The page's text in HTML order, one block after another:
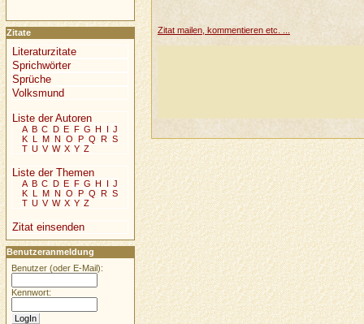
Zitat mailen, kommentieren etc. ...
Zitate
Literaturzitate
Sprichwörter
Sprüche
Volksmund
Liste der Autoren
A B C D E F G H I J
K L M N O P Q R S
T U V W X Y Z
Liste der Themen
A B C D E F G H I J
K L M N O P Q R S
T U V W X Y Z
Zitat einsenden
Benutzeranmeldung
Benutzer (oder E-Mail):
Kennwort: